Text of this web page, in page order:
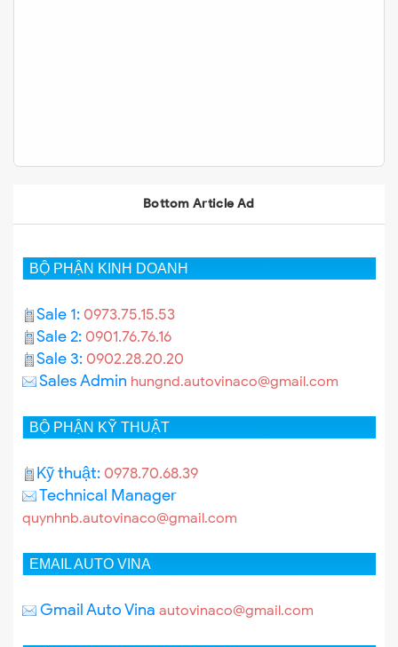
Bottom Article Ad
BỘ PHẬN KINH DOANH
Sale 1: 0973.75.15.53
Sale 2: 0901.76.76.16
Sale 3: 0902.28.20.20
Sales Admin hungnd.autovinaco@gmail.com
BỘ PHẬN KỸ THUẬT
Kỹ thuật: 0978.70.68.39
Technical Manager
quynhnb.autovinaco@gmail.com
EMAIL AUTO VINA
Gmail Auto Vina autovinaco@gmail.com